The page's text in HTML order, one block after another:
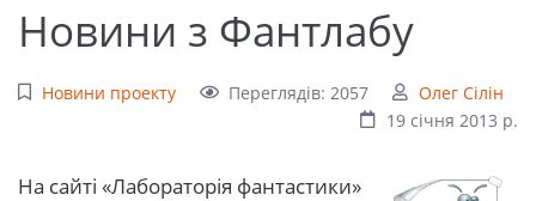
Новини з Фантлабу
Новини проекту Переглядів: 2057
Олег Сілін
19 січня 2013 р.
На сайті «Лабораторія фантастики»